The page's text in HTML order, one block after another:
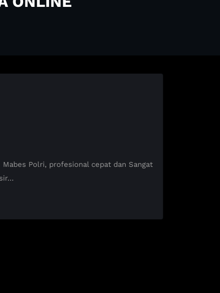
Mabes Polri, profesional cepat dan Sangat